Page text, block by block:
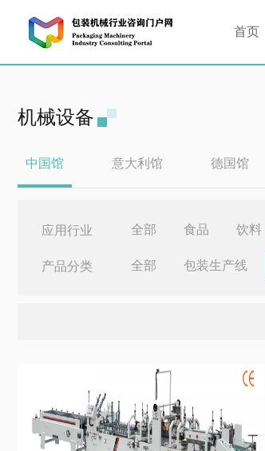
首页
机械设备
中国馆 意大利馆 德国馆
应用行业 全部 食品 饮料
产品分类 全部 包装生产线